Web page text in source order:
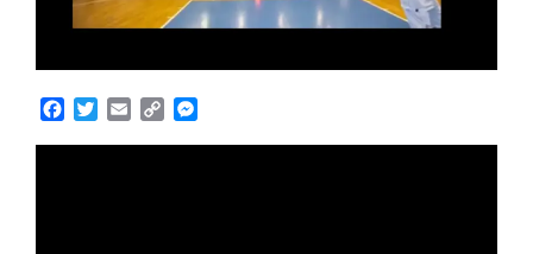
Facebook
TwitterEmailCopy